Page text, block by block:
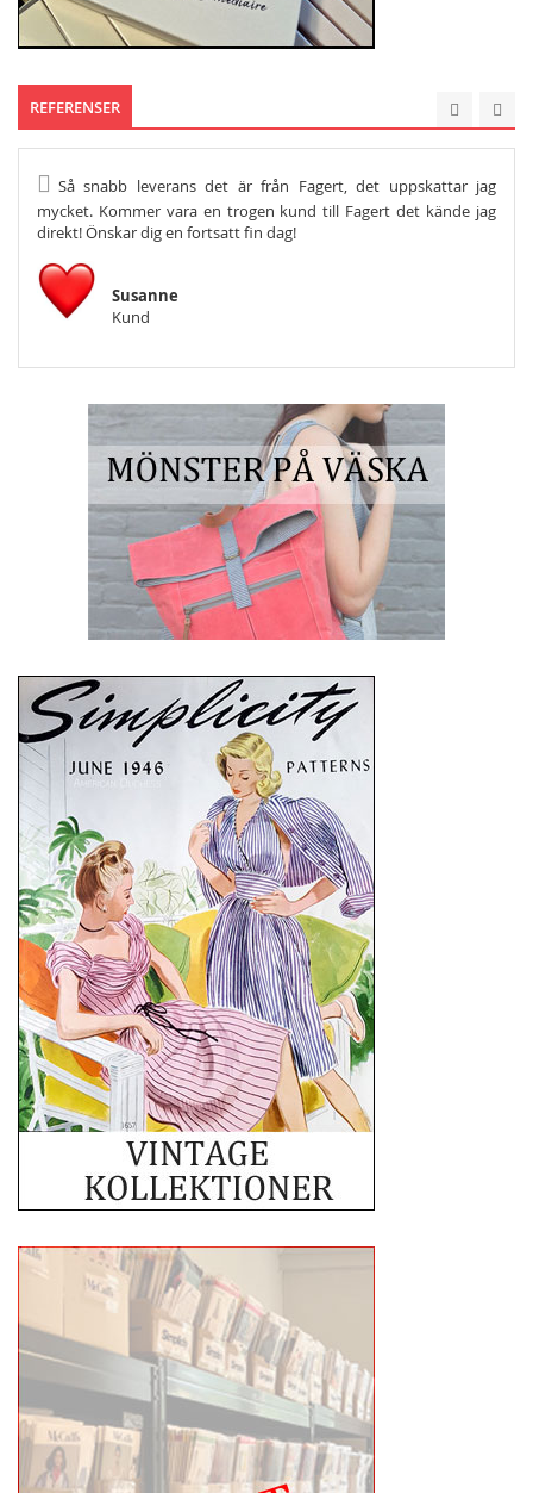
REFERENSER
Så snabb leverans det är från Fagert, det uppskattar jag
mycket. Kommer vara en trogen kund till Fagert det kände jag
direkt! Önskar dig en fortsatt fin dag!
Susanne
Kund